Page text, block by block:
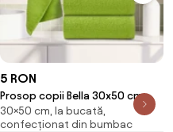
5 RON
Prosop copii Bella 30x50 cm
verde, 100% bumbac
30×50 cm, la bucată,
confecționat din bumbac